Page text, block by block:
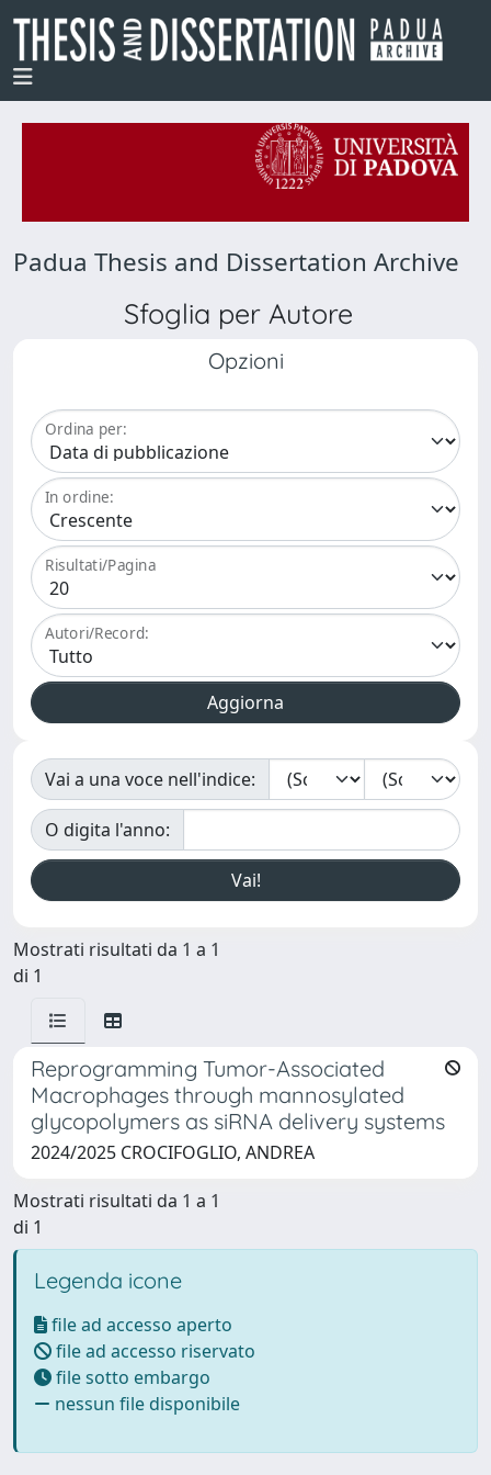
Padua Thesis and Dissertation Archive
Sfoglia per Autore
Opzioni
Ordina per:
In ordine:
Risultati/Pagina
Autori/Record:
Vai a una voce nell'indice:
O digita l'anno:
Mostrati risultati da 1 a 1
di 1
Reprogramming Tumor-Associated
Macrophages through mannosylated
glycopolymers as siRNA delivery systems
2024/2025 CROCIFOGLIO, ANDREA
Mostrati risultati da 1 a 1
di 1
Legenda icone
file ad accesso aperto
file ad accesso riservato
file sotto embargo
nessun file disponibile